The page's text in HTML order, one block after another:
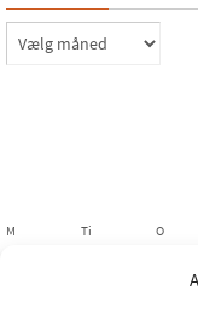
Arkiver
M Ti O